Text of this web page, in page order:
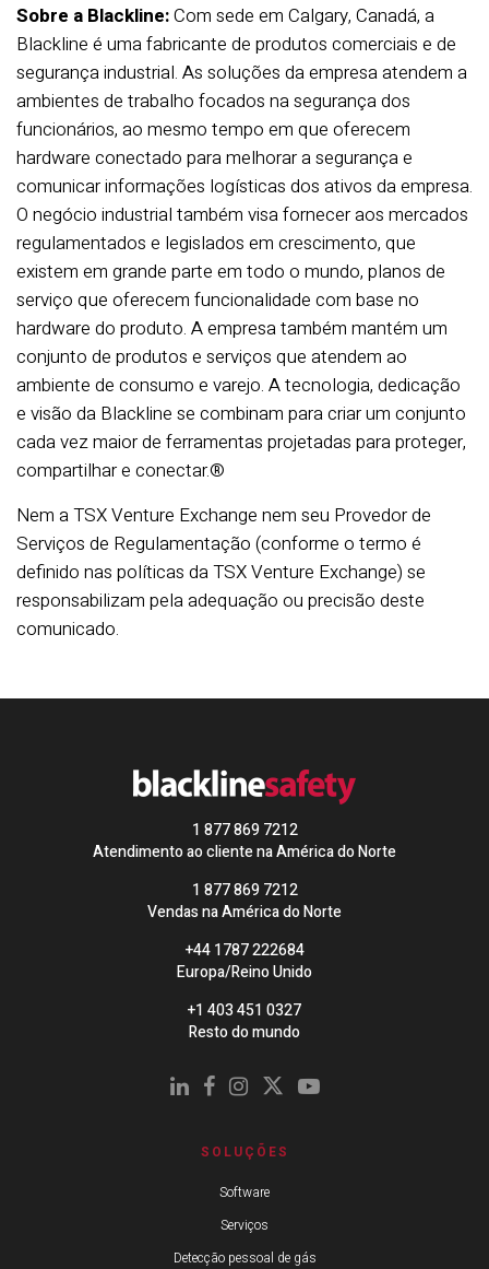
Sobre a Blackline:Com sede em Calgary, Canadá, a
Blackline é uma fabricante de produtos comerciais e de
segurança industrial. As soluções da empresa atendem a
ambientes de trabalho focados na segurança dos
funcionários, ao mesmo tempo em que oferecem
hardware conectado para melhorar a segurança e
comunicar informações logísticas dos ativos da empresa.
O negócio industrial também visa fornecer aos mercados
regulamentados e legislados em crescimento, que
existem em grande parte em todo o mundo, planos de
serviço que oferecem funcionalidade com base no
hardware do produto. A empresa também mantém um
conjunto de produtos e serviços que atendem ao
ambiente de consumo e varejo. A tecnologia, dedicação
e visão da Blackline se combinam para criar um conjunto
cada vez maior de ferramentas projetadas para proteger,
compartilhar e conectar.®
Nem a TSX Venture Exchange nem seu Provedor de
Serviços de Regulamentação (conforme o termo é
definido nas políticas da TSX Venture Exchange) se
responsabilizam pela adequação ou precisão deste
comunicado.
1 877 869 7212
Atendimento ao cliente na América do Norte
1 877 869 7212
Vendas na América do Norte
+44 1787 222684
Europa/Reino Unido
+1 403 451 0327
Resto do mundo
SOLUÇÕES
Software
Serviços
Detecção pessoal de gás